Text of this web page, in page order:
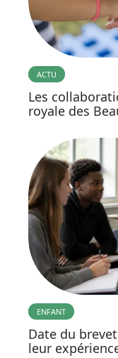
ACTU
Les
royale des
ENFANT
Date du
leur